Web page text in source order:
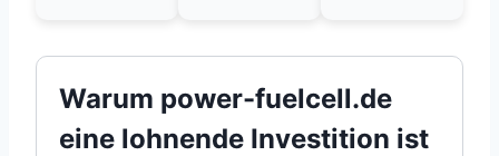
Warum power-fuelcell.de
eine lohnende Investition ist